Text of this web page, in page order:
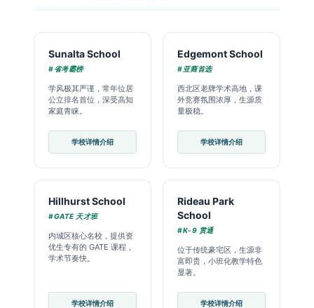
Sunalta School
#省考霸榜
学风极其严谨，常年位居
公立排名首位，深受高知
家庭青睐。
学校详情介绍
Edgemont School
#亚裔首选
西北区老牌学术高地，课
外竞赛氛围浓厚，生源质
量极稳。
学校详情介绍
Hillhurst School
#GATE 天才班
内城区核心名校，提供资
优生专有的 GATE 课程，
学术节奏快。
学校详情介绍
Rideau Park
School
#K-9 贯通
位于传统豪宅区，生源非
富即贵，小班化教学特色
显著。
学校详情介绍